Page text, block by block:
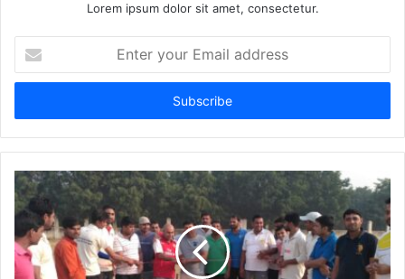
Lorem ipsum dolor sit amet, consectetur.
your
Email